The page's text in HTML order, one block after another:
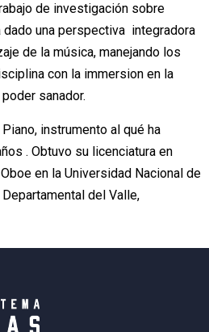
de investigación sobre
dado una perspectiva integradora
de la música, manejando los
con la immersion en la
sanador.
instrumento al qué ha
. Obtuvo su licenciatura en
en la Universidad Nacional de
del Valle,